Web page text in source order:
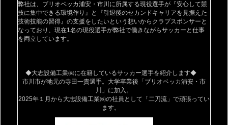
弊社は、ブリオベッカ浦安・市川に所属する現役選手が 『安心して競
技に集中できる環境作り』
と
『引退後のセカンドキャリアを見据えた
技術技能の習得』 の支援をしたいという想いからクラブスポンサーと
なっており、 現在1名の現役選手が弊社で働きながらサッカーと仕事
を両立 しています。
◆大志設備工業㈱に在籍しているサッカー選手を紹介します◆
市川市が地元の寺田一貴選手。大学卒業後「ブリオベッカ浦安・市
川」に加入。
2025年１月から 大志設備工業㈱の社員として「二刀流」で頑張ってい
ます。